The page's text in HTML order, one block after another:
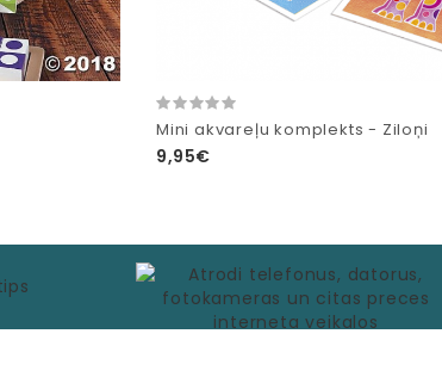
Mini akvareļu komplekts - Ziloņi
9,95€